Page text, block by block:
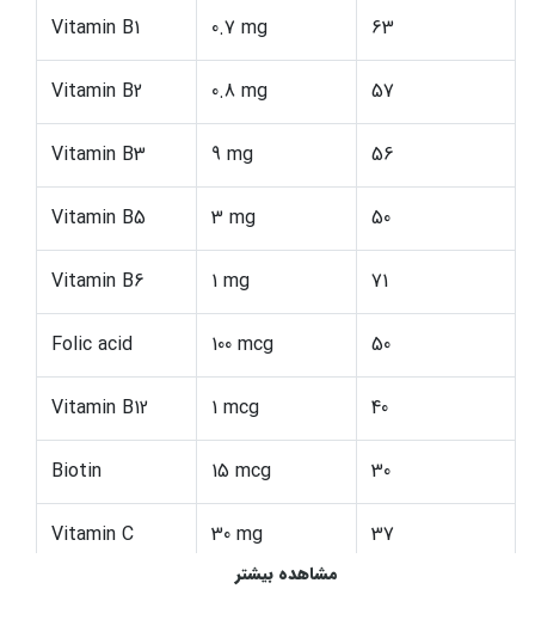
63
0.7 mg
Vitamin B1
57
0.8 mg
Vitamin B2
56
9 mg
Vitamin B3
50
3 mg
Vitamin B5
71
1 mg
Vitamin B6
50
100 mcg
Folic acid
40
1 mcg
Vitamin B12
30
15 mcg
Biotin
37
30 mg
Vitamin C
مشاهده بیشتر